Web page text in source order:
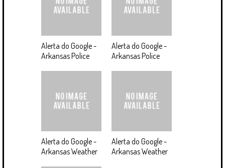
Alerta do Google -
Arkansas Police
Alerta do Google -
Arkansas Police
Alerta do Google -
Arkansas Weather
Alerta do Google -
Arkansas Weather